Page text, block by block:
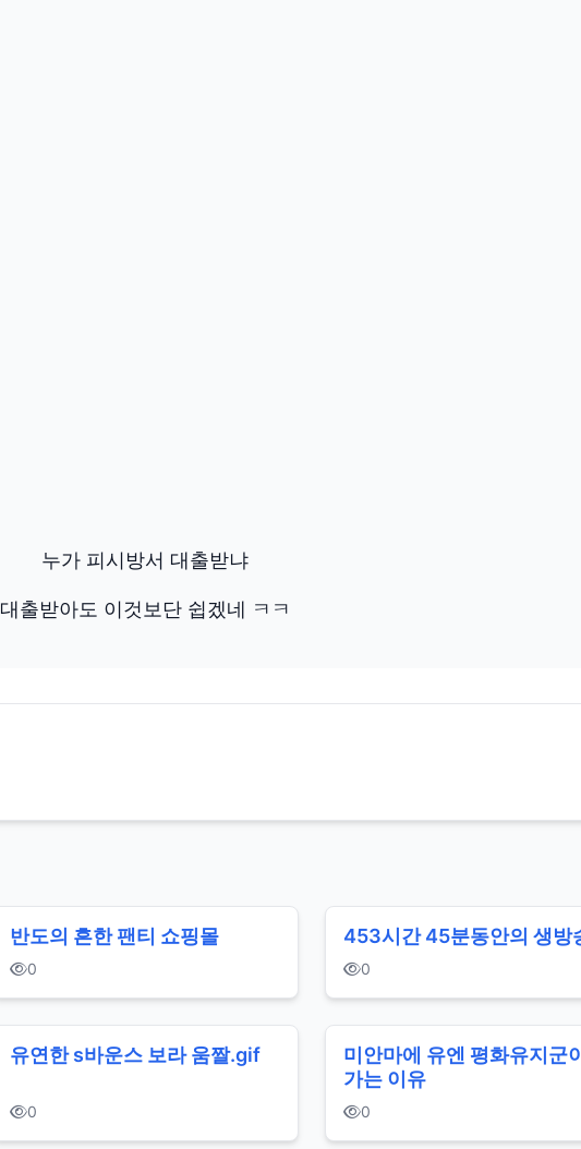
누가 피시방서 대출받냐
대출받아도 이것보단 쉽겠네 ㅋㅋ
반도의 흔한 팬티 쇼핑몰
0
453시간 45분동안의 생방
0
유연한 s바운스 보라 움짤.gif
0
미안마에 유엔 평화유지군
가는 이유
0